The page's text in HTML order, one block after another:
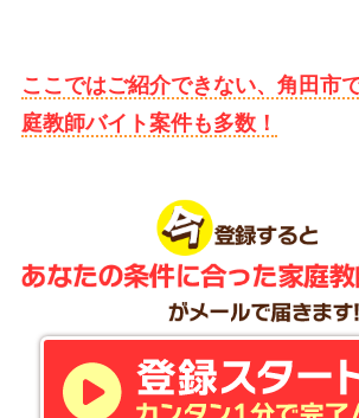
ここではご紹介できない、角田市
庭教師バイト案件も多数！